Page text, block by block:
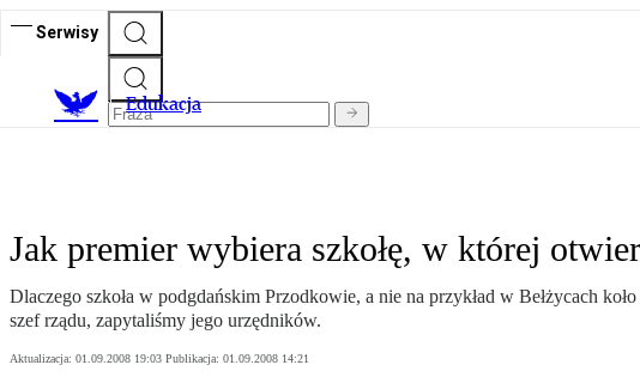
Serwisy
Edukacja
Jak premier wybiera szkołę, w której
Dlaczego szkoła w podgdańskim Przodkowie, a nie na przykład w Bełżycach
szef rządu, zapytaliśmy jego urzędników.
Aktualizacja: 01.09.2008 19:03 Publikacja: 01.09.2008 14:21